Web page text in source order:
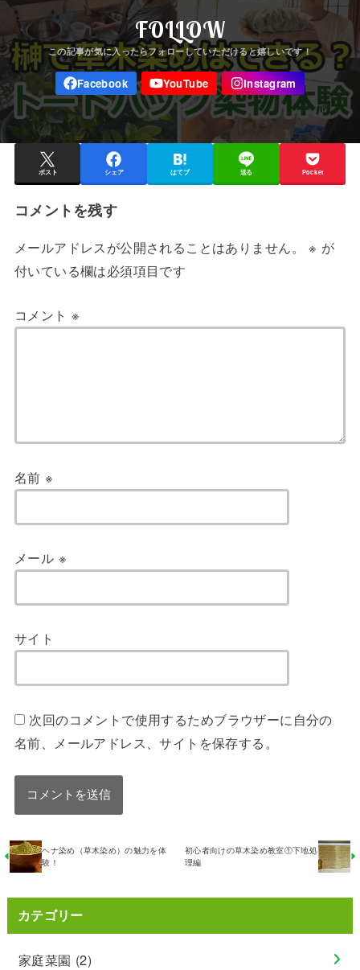
FOLLOW
ポスト シェア はてブ 送る Pocket
コメントを残す
メールアドレスが公開されることはありません。 ※ が
付いている欄は必須項目です
コメント ※
名前※
メール ※
サイト
次回のコメントで使用するためブラウザーに自分の
名前、メールアドレス、サイトを保存する。
ヘナ染め（草木染め）の魅力を体
験！
初心者向けの草木染め教室①下地処
理編
カテゴリー
家庭菜園 (2)